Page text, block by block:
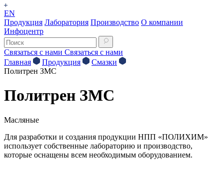
EN
Продукция Лаборатория Производство О компании
Инфоцентр
Связаться с нами Связаться с нами
Главная
Продукция
Смазки
Политрен ЗМС
Политрен ЗМС
Масляные
Для разработки и создания продукции НПП «ПОЛИХИМ»
использует собственные лабораторию и производство,
которые оснащены всем необходимым оборудованием.